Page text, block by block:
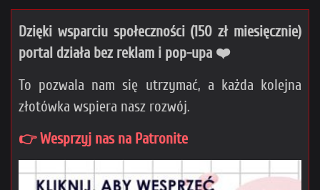
Dzięki wsparciu społeczności (150 zł miesięcznie)
portal działa bez reklam i pop-upa ❤️
To pozwala nam się utrzymać, a każda kolejna
złotówka wspiera nasz rozwój.
👉 Wesprzyj nas na Patronite